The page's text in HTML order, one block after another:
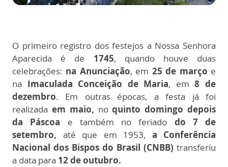
O primeiro registro dos festejos a Nossa Senhora
Aparecida é de 1745, quando houve duas
celebrações: na Anunciação, em 25 de março e
na Imaculada Conceição de Maria, em8 de
dezembro. Em outras épocas, a festa já foi
realizada em maio, noquinto domingo depois
da Páscoa e também no feriado do 7 de
setembro, até que em 1953, a Conferência
Nacional dos Bispos do Brasil (CNBB) transferiu
a data para 12 de outubro.